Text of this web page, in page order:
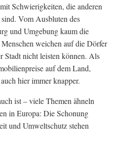
Schwierigkeiten, die anderen
Vom Ausbluten des
und Umgebung kaum die
weichen auf die Dörfer
Stadt nicht leisten können. Als
auf dem Land,
hier immer knapper.
ist – viele Themen ähneln
in Europa: Die Schonung
und Umweltschutz stehen